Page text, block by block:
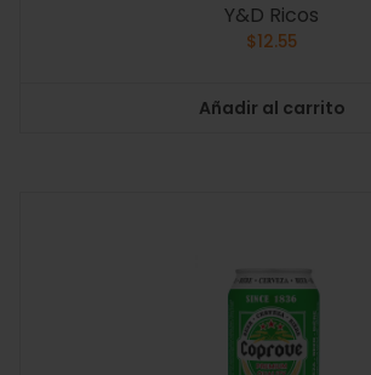
Y&D Ricos
$12.55
Añadir al carrito